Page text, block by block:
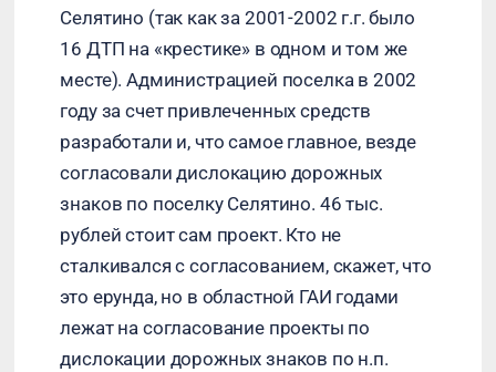
Селятино (так как за 2001-2002 г.г. было
16 ДТП на «крестике» в одном и том же
месте). Администрацией поселка в 2002
году за счет привлеченных средств
разработали и, что самое главное, везде
согласовали дислокацию дорожных
знаков по поселку Селятино. 46 тыс.
рублей стоит сам проект. Кто не
сталкивался с согласованием, скажет, что
это ерунда, но в областной ГАИ годами
лежат на согласование проекты по
дислокации дорожных знаков по н.п.